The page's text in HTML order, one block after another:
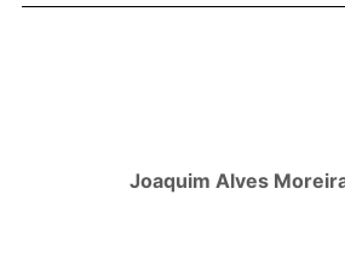
Joaquim Alves